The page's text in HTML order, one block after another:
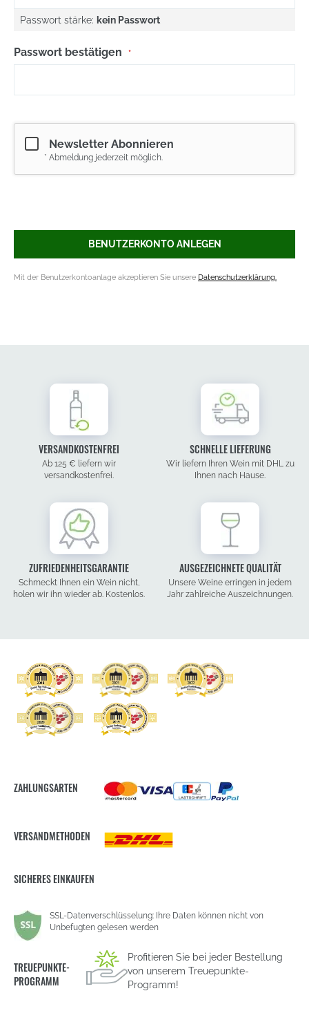
Passwort stärke: kein Passwort
Passwort bestätigen
Newsletter Abonnieren
* Abmeldung jederzeit möglich.
BENUTZERKONTO ANLEGEN
Mit der Benutzerkontoanlage akzeptieren Sie unsere Datenschutzerklärung.
VERSANDKOSTENFREI
Ab 125 € liefern wir
versandkostenfrei.
SCHNELLE LIEFERUNG
Wir liefern Ihren Wein mit DHL zu
Ihnen nach Hause.
ZUFRIEDENHEITSGARANTIE
Schmeckt Ihnen ein Wein nicht,
holen wir ihn wieder ab. Kostenlos.
AUSGEZEICHNETE QUALITÄT
Unsere Weine erringen in jedem
Jahr zahlreiche Auszeichnungen.
ZAHLUNGSARTEN
VERSANDMETHODEN
SICHERES EINKAUFEN
SSL-Datenverschlüsselung: Ihre Daten können nicht von
Unbefugten gelesen werden
TREUEPUNKTE-
PROGRAMM
Profitieren Sie bei jeder Bestellung
von unserem Treuepunkte-
Programm!